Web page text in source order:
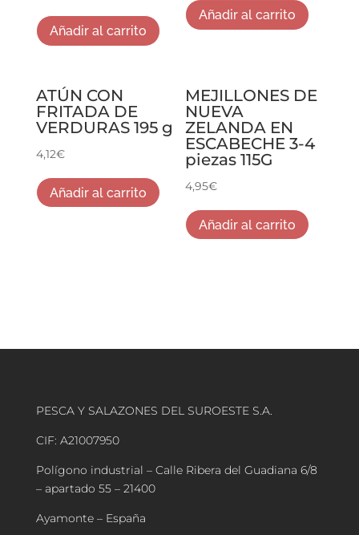
Añadir al carrito
Añadir al carrito
ATÚN CON
FRITADA DE
VERDURAS 195 g
4,12€
Añadir al carrito
MEJILLONES DE
NUEVA
ZELANDA EN
ESCABECHE 3-4
piezas 115G
4,95€
Añadir al carrito
PESCA Y SALAZONES DEL SUROESTE S.A.
CIF: A21007950
Polígono industrial – Calle Ribera del Guadiana 6/8
– apartado 55 – 21400
Ayamonte – España